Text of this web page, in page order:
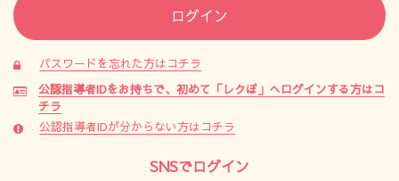
ログイン
パスワードを忘れた方はコチラ
公認指導者IDをお持ちで、初めて「レクぽ」へログインする方はコ
チラ
公認指導者IDが分からない方はコチラ
SNSでログイン